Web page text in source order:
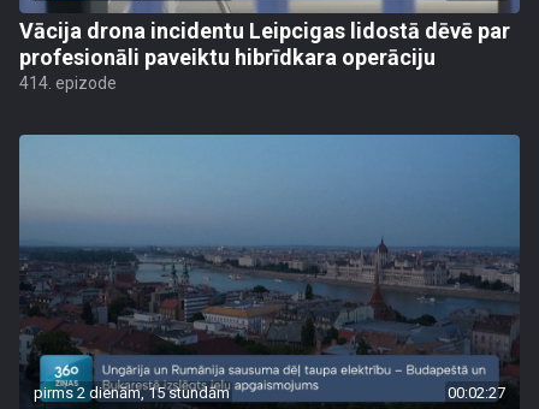
Vācija drona incidentu Leipcigas lidostā dēvē par
profesionāli paveiktu hibrīdkara operāciju
414. epizode
pirms 2 dienām, 15 stundām 00:02:27